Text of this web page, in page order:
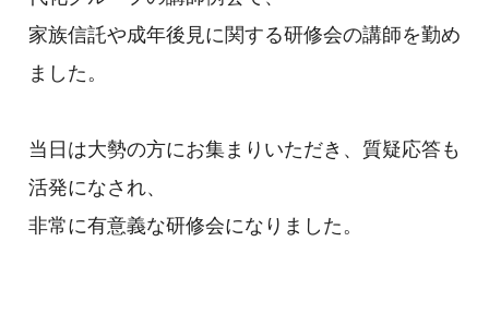
お問い合わせ
家族信託や成年後見に関する研修会の講師を勤め
ました。
当日は大勢の方にお集まりいただき、質疑応答も
活発になされ、
非常に有意義な研修会になりました。